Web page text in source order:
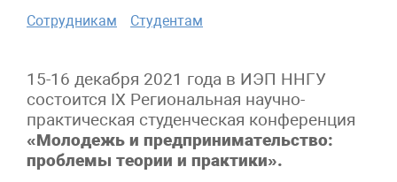
Сотрудникам
Студентам
15-16 декабря 2021 года в ИЭП ННГУ
состоится IX Региональная научно-
практическая студенческая конференция
«Молодежь и предпринимательство:
проблемы теории и практики».